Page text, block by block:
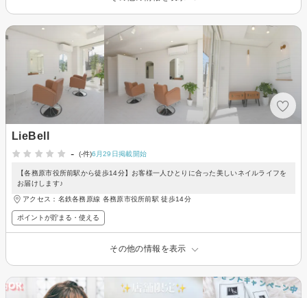
LieBell
-
(-件)6月29日掲載開始
【各務原市役所前駅から徒歩14分】お客様一人ひとりに合った美しいネイルライフを
お届けします♪
アクセス：名鉄各務原線 各務原市役所前駅 徒歩14分
ポイントが貯まる・使える
その他の情報を表示